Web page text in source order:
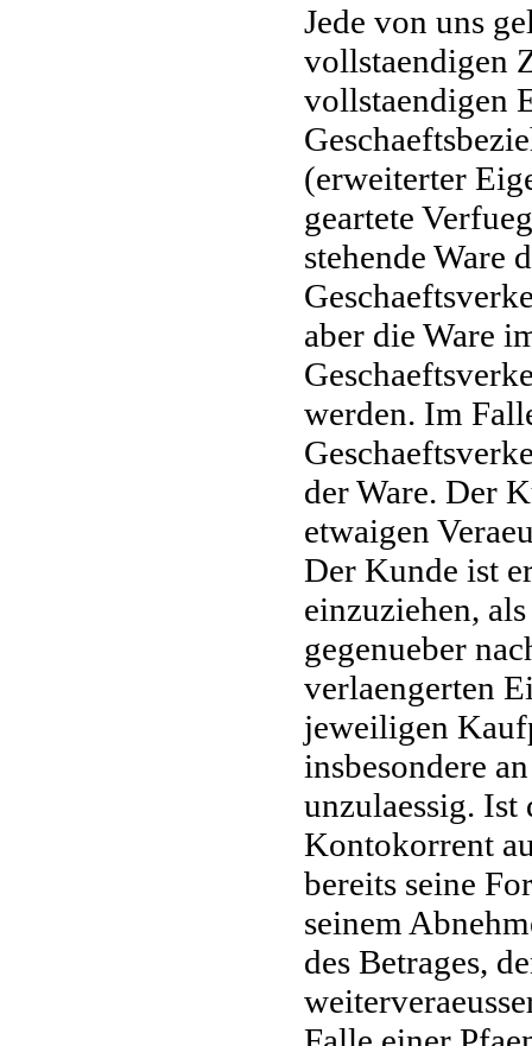
Jede von uns
vollstaendigen
vollstaendigen
(erweiterter
geartete
stehende Ware
aber die Ware
werden. Im
der Ware. Der
etwaigen
Der Kunde ist
einzuziehen,
gegenueber
verlaengerten
jeweiligen
insbesondere
unzulaessig.
Kontokorrent
bereits seine
seinem
des Betrages,